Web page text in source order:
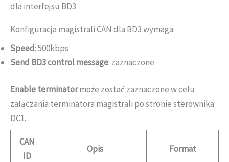
dla interfejsu BD3
Konfiguracja magistrali CAN dla BD3 wymaga:
Speed: 500kbps
Send BD3 control message: zaznaczone
Enable terminatormoże zostać zaznaczone w celu
załączania terminatora magistrali po stronie sterownika
DC1.
CAN
ID
Opis Format